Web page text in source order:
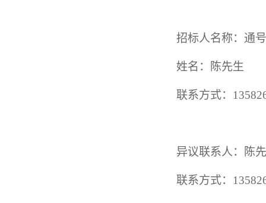
招标人名称：通
姓名：陈先生
联系方式：
异议联系人： 陈
联系方式：